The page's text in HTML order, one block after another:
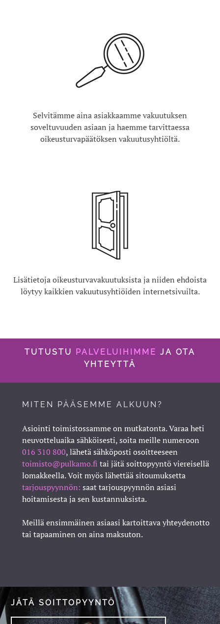
Selvitämme aina asiakkaamme vakuutuksen
soveltuvuuden asiaan ja haemme tarvittaessa
oikeusturvapäätöksen vakuutusyhtiöltä.
Lisätietoja oikeusturvavakuutuksista ja niiden ehdoista
löytyy kaikkien vakuutusyhtiöiden internetsivuilta.
TUTUSTU PALVELUIHIMME JA OTA
YHTEYTTÄ
MITEN PÄÄSEMME ALKUUN?
Asiointi toimistossamme on mutkatonta. Varaa heti
neuvotteluaika sähköisesti, soita meille numeroon
016 310 800, lähetä sähköposti osoitteeseen
toimisto@pulkamo.fi tai jätä soittopyyntö viereisellä
lomakkeella. Voit myös lähettää sitoumuksetta
tarjouspyynnön: saat tarjouspyynnön asiasi
hoitamisesta ja sen kustannuksista.
Meillä ensimmäinen asiaasi kartoittava yhteydenotto
tai tapaaminen on aina maksuton.
JÄTÄ SOITTOPYYNTÖ